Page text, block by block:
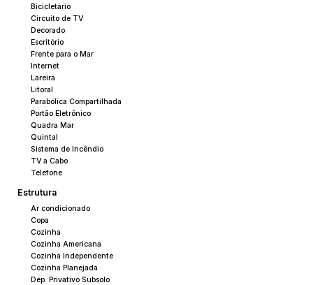
Bicicletário
Circuito de TV
Decorado
Escritório
Frente para o Mar
Internet
Lareira
Litoral
Parabólica Compartilhada
Portão Eletrônico
Quadra Mar
Quintal
Sistema de Incêndio
TV a Cabo
Telefone
Estrutura
Ar condicionado
Copa
Cozinha
Cozinha Americana
Cozinha Independente
Cozinha Planejada
Dep. Privativo Subsolo